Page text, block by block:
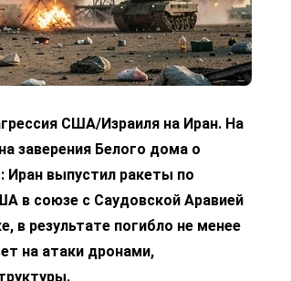
США/Израиля на Иран. На
заверения Белого дома о
Иран выпустил ракеты по
в союзе с Саудовской Аравией
в результате погибло не менее
на атаки дронами,